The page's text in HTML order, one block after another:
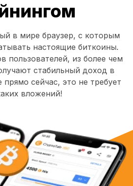
в мире браузер, с которым
настоящие биткоины.
пользователей, из более чем
стабильный доход в
сейчас, это не требует
вложений!